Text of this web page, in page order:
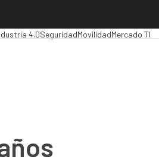
4.0SeguridadMovilidadMercado TI